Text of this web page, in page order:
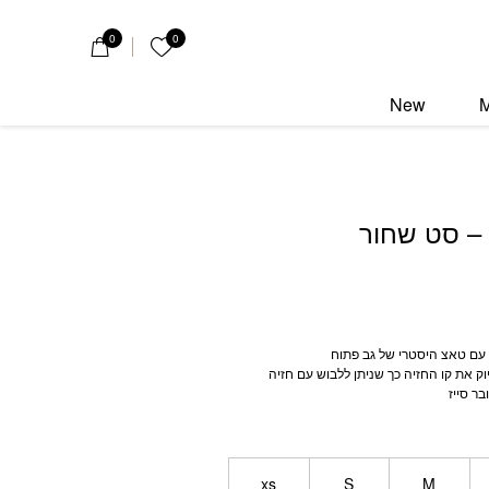
0 הרשימה שלי
0
New
– סט שחור
עם טאצ היסטרי של גב פתוח
את קו החזיה כך שניתן ללבוש עם חזיה
סייז
M
S
xs